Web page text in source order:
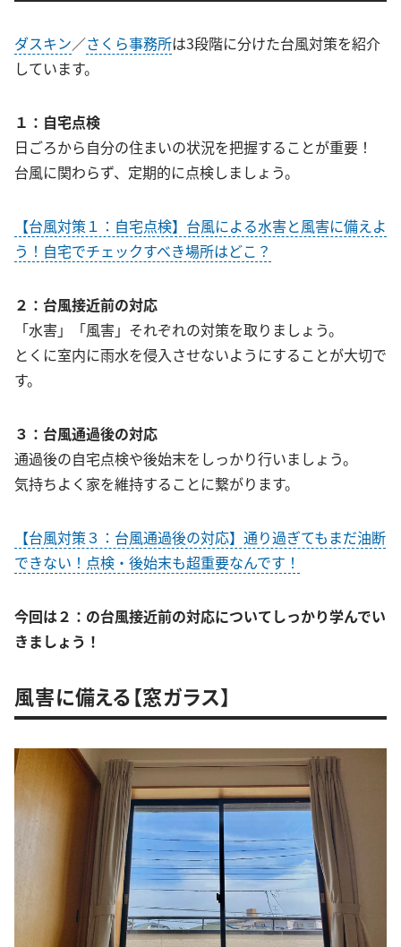
ダスキン／さくら事務所は3段階に分けた台風対策を紹介
しています。
１：自宅点検
日ごろから自分の住まいの状況を把握することが重要！
台風に関わらず、定期的に点検しましょう。
【台風対策１：自宅点検】台風による水害と風害に備えよ
う！自宅でチェックすべき場所はどこ？
２：台風接近前の対応
「水害」「風害」それぞれの対策を取りましょう。
とくに室内に雨水を侵入させないようにすることが大切で
す。
３：台風通過後の対応
通過後の自宅点検や後始末をしっかり行いましょう。
気持ちよく家を維持することに繋がります。
【台風対策３：台風通過後の対応】通り過ぎてもまだ油断
できない！点検・後始末も超重要なんです！
今回は２：の台風接近前の対応についてしっかり学んでい
きましょう！
風害に備える【窓ガラス】